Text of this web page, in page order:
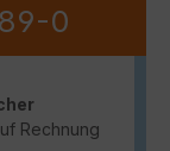
0
Rechnung